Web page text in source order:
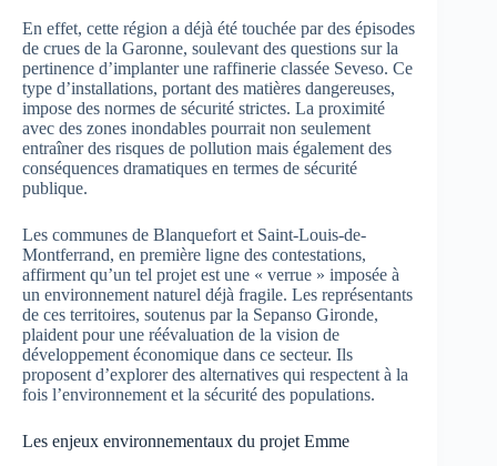
En effet, cette région a déjà été touchée par des épisodes
de crues de la Garonne, soulevant des questions sur la
pertinence d’implanter une raffinerie classée Seveso. Ce
type d’installations, portant des matières dangereuses,
impose des normes de sécurité strictes. La proximité
avec des zones inondables pourrait non seulement
entraîner des risques de pollution mais également des
conséquences dramatiques en termes de sécurité
publique.
Les communes de Blanquefort et Saint-Louis-de-
Montferrand, en première ligne des contestations,
affirment qu’un tel projet est une « verrue » imposée à
un environnement naturel déjà fragile. Les représentants
de ces territoires, soutenus par la Sepanso Gironde,
plaident pour une réévaluation de la vision de
développement économique dans ce secteur. Ils
proposent d’explorer des alternatives qui respectent à la
fois l’environnement et la sécurité des populations.
Les enjeux environnementaux du projet Emme